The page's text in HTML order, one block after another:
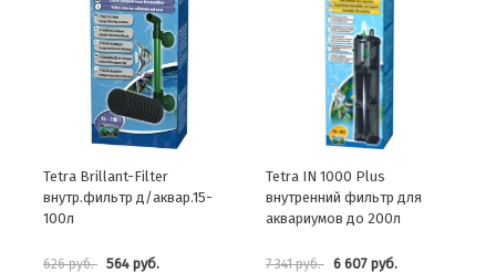
Tetra Brillant-Filter
внутр.фильтр д/аквар.15-
100л
626 руб. 564 руб.
Tetra IN 1000 Plus
внутренний фильтр для
аквариумов до 200л
7 341 руб. 6 607 руб.